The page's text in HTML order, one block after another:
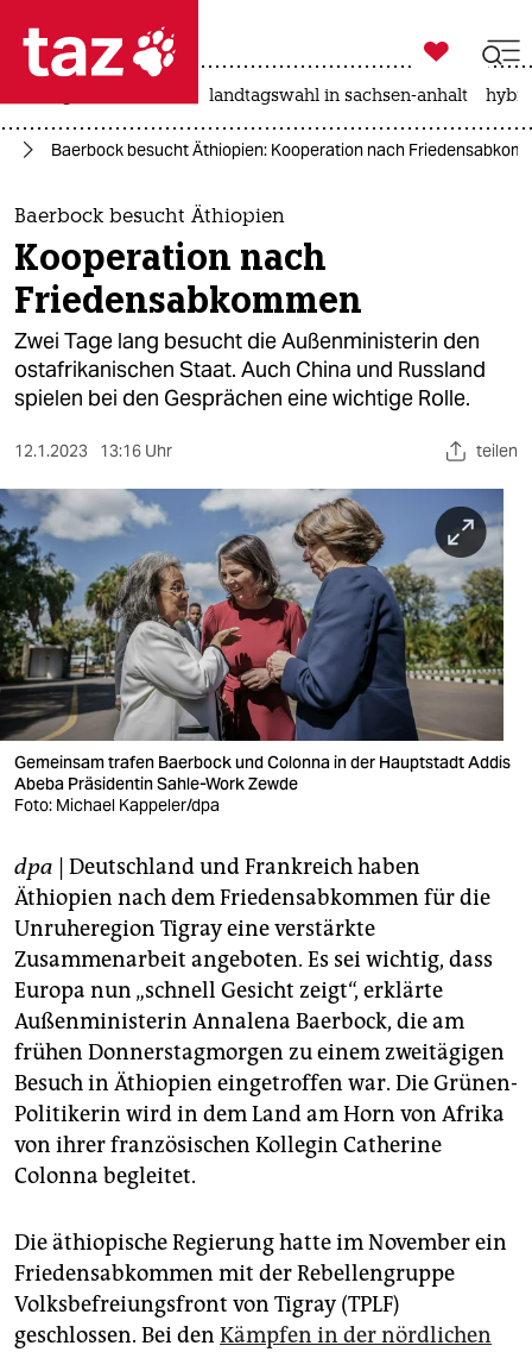
 taz zahl ich
taz zahl ich
themen
politik
öko
gesellschaft
sport
berlin
nord
wahrheit
verlag
verlag
veranstaltungen
fragen & hilfe
unterstützen
abo
genossenschaft
epaper login

taz zahl ich
landtagswahl in sachsen-anhalt
Baerbock besucht Äthiopien: Kooperation nach
Baerbock besucht Äthiopien
Kooperation nach
Friedensabkommen
Zwei Tage lang besucht die Außenministerin den
ostafrikanischen Staat. Auch China und Russland
spielen bei den Gesprächen eine wichtige Rolle.
12.1.2023 13:16 Uhr teilen
Gemeinsam trafen Baerbock und Colonna in der Hauptstadt Addis
Abeba Präsidentin Sahle-Work Zewde
Foto: Michael Kappeler/dpa
dpa | Deutschland und Frankreich haben
Äthiopien nach dem Friedensabkommen für die
Unruheregion Tigray eine verstärkte
Zusammenarbeit angeboten. Es sei wichtig, dass
Europa nun „schnell Gesicht zeigt“, erklärte
Außenministerin Annalena Baerbock, die am
frühen Donnerstagmorgen zu einem zweitägigen
Besuch in Äthiopien eingetroffen war. Die Grünen-
Politikerin wird in dem Land am Horn von Afrika
von ihrer französischen Kollegin Catherine
Colonna begleitet.
Die äthiopische Regierung hatte im November ein
Friedensabkommen mit der Rebellengruppe
Volksbefreiungsfront von Tigray (TPLF)
geschlossen. Bei den Kämpfen in der nördlichen